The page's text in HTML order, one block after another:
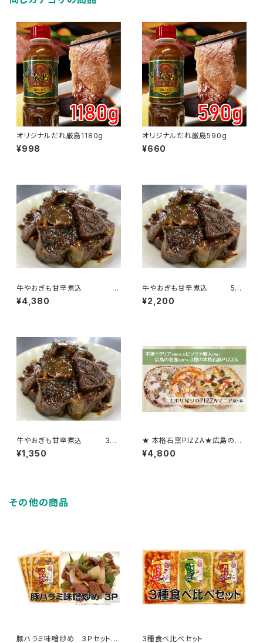
オリジナルだれ厳島1180g
¥998
オリジナルだれ厳島590g
¥660
牛やおぎも甘辛煮込 10
個パックセット
¥4,380
牛やおぎも甘辛煮込 5個
パックセット
¥2,200
牛やおぎも甘辛煮込 3個
パックセット
¥1,350
★ 本格石窯PIZZA★広島の名
産を使ったこだわり３種
¥4,800
その他の商品
豚ハラミ味噌炒め 3Ｐセット
3種食べ比べセット